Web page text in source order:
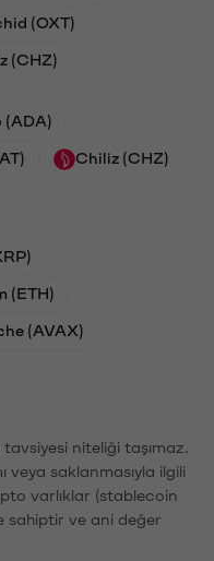
(OXT)
(CHZ)
(ADA)
Chiliz (CHZ)
(ETH)
(AVAX)
niteliği taşımaz.
veya saklanmasıyla ilgili
varlıklar (stablecoin
sahiptir ve ani değer